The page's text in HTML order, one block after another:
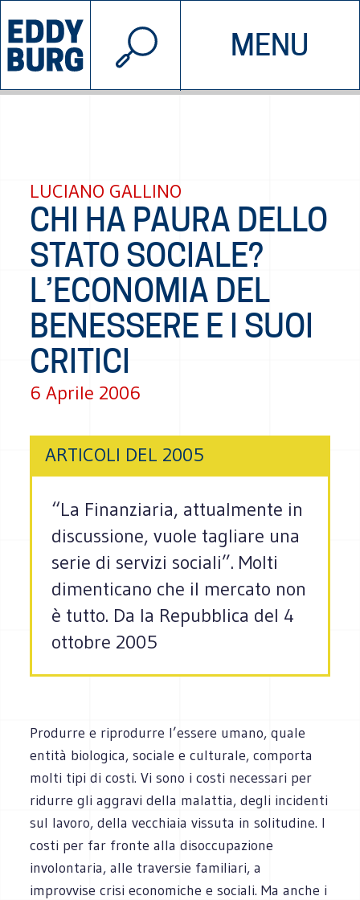
MENU
INIZIATIVE CHI SIAMO
© 2026 EDDYBURG
LUCIANO GALLINO
CHI HA PAURA DELLO
STATO SOCIALE?
L’ECONOMIA DEL
BENESSERE E I SUOI
CRITICI
6 Aprile 2006
ARTICOLI DEL 2005
“La Finanziaria, attualmente in
discussione, vuole tagliare una
serie di servizi sociali”. Molti
dimenticano che il mercato non
è tutto. Da la Repubblica del 4
ottobre 2005
Produrre e riprodurre l’essere umano, quale
entità biologica, sociale e culturale, comporta
molti tipi di costi. Vi sono i costi necessari per
ridurre gli aggravi della malattia, degli incidenti
sul lavoro, della vecchiaia vissuta in solitudine. I
costi per far fronte alla disoccupazione
involontaria, alle traversie familiari, a
improvvise crisi economiche e sociali. Ma anche i